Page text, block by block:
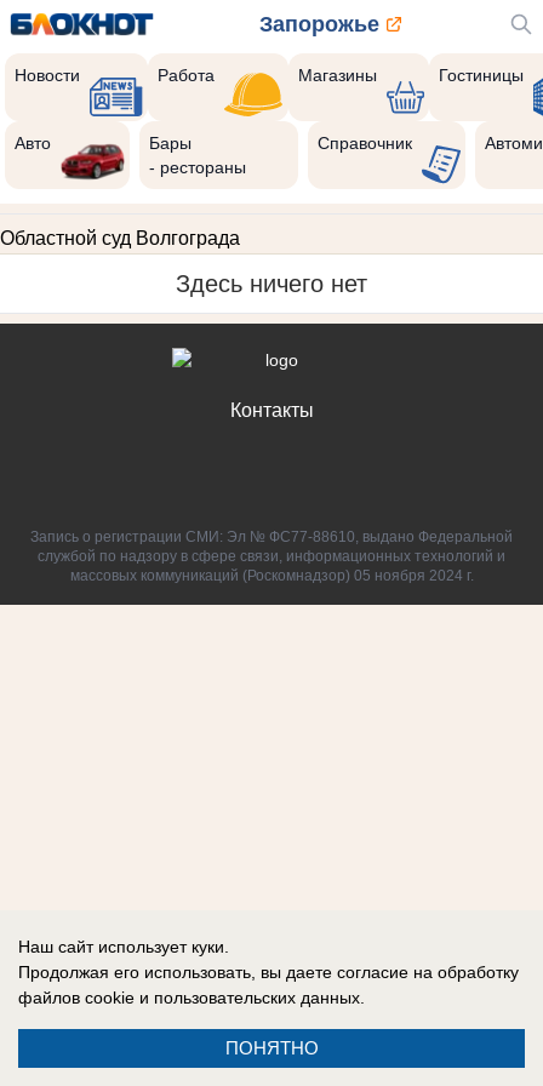
Запорожье
Новости Работа Магазины Гостиницы
Авто
Бары
- рестораны
Справочник
Областной суд Волгограда
Здесь ничего нет
Контакты
Запись о регистрации СМИ: Эл № ФС77-88610, выдано Федеральной
службой по надзору в сфере связи, информационных технологий и
массовых коммуникаций (Роскомнадзор) 05 ноября 2024 г.
Наш сайт использует куки.
Продолжая его использовать, вы даете согласие на обработку
файлов cookie и пользовательских данных.
ПОНЯТНО